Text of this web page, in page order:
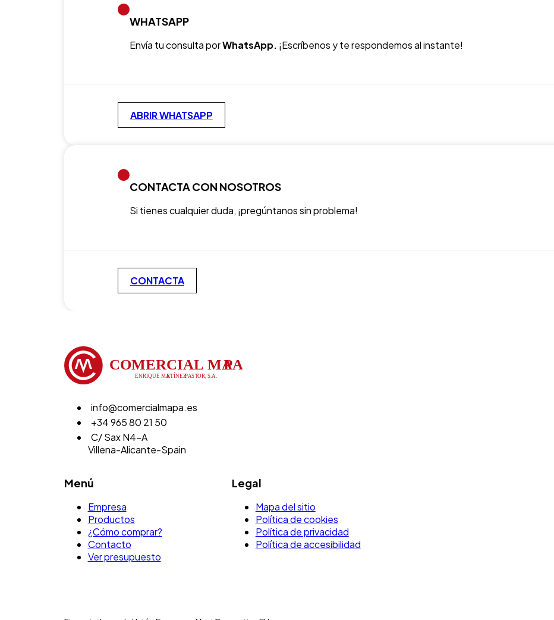
WHATSAPP
Envía tu consulta porWhatsApp. ¡Escríbenos y te respondemos al instante!
ABRIR WHATSAPP
CONTACTA CON NOSOTROS
Si tienes cualquier duda, ¡pregúntanos sin problema!
CONTACTA
info@comercialmapa.es
+34 965 80 21 50
C/ Sax N4-A
Villena-Alicante-Spain
Menú
Empresa
Productos
¿Cómo comprar?
Contacto
Ver presupuesto
Legal
Mapa del sitio
Política de cookies
Política de privacidad
Política de accesibilidad